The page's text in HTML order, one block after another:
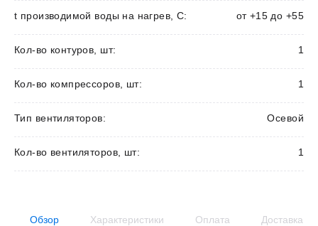
t производимой воды на нагрев, С: от +15 до +55
Кол-во контуров, шт: 1
Кол-во компрессоров, шт: 1
Тип вентиляторов: Осевой
Кол-во вентиляторов, шт: 1
Обзор Характеристики Оплата Доставка